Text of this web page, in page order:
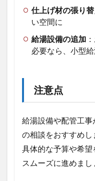
と
キ
ッ
ン
の
質
化
る
リ
フ
ォ
ー
ム
仕上げ材の張り替
い空間に
給湯設備の追加
必要なら、小型
注意点
給湯設備や配管工
の相談をおすすめし
具体的な予算や希
スムーズに進めまし